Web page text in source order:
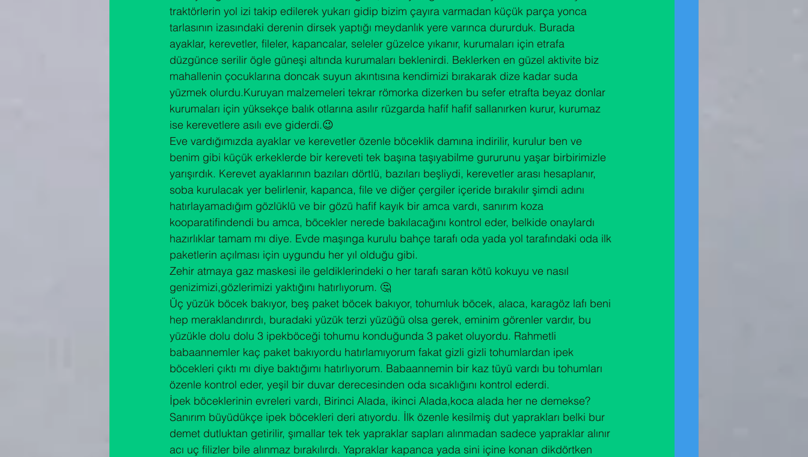
traktörlerin yol izi takip edilerek yukarı gidip bizim çayıra varmadan küçük parça yonca
tarlasının izasındaki derenin dirsek yaptığı meydanlık yere varınca dururduk. Burada
ayaklar, kerevetler, fileler, kapancalar, seleler güzelce yıkanır, kurumaları için etrafa
düzgünce serilir ögle güneşi altında kurumaları beklenirdi. Beklerken en güzel aktivite biz
mahallenin çocuklarına doncak suyun akıntısına kendimizi bırakarak dize kadar suda
yüzmek olurdu.Kuruyan malzemeleri tekrar römorka dizerken bu sefer etrafta beyaz donlar
kurumaları için yüksekçe balık otlarına asılır rüzgarda hafif hafif sallanırken kurur, kurumaz
ise kerevetlere asılı eve giderdi.😉
Eve vardığımızda ayaklar ve kerevetler özenle böceklik damına indirilir, kurulur ben ve
benim gibi küçük erkeklerde bir kereveti tek başına taşıyabilme gururunu yaşar birbirimizle
yarışırdık. Kerevet ayaklarının bazıları dörtlü, bazıları beşliydi, kerevetler arası hesaplanır,
soba kurulacak yer belirlenir, kapanca, file ve diğer çergiler içeride bırakılır şimdi adını
hatırlayamadığım gözlüklü ve bir gözü hafif kayık bir amca vardı, sanırım koza
kooparatifindendi bu amca, böcekler nerede bakılacağını kontrol eder, belkide onaylardı
hazırlıklar tamam mı diye. Evde maşınga kurulu bahçe tarafı oda yada yol tarafındaki oda ilk
paketlerin açılması için uygundu her yıl olduğu gibi.
Zehir atmaya gaz maskesi ile geldiklerindeki o her tarafı saran kötü kokuyu ve nasıl
genizimizi,gözlerimizi yaktığını hatırlıyorum. 🤔
Üç yüzük böcek bakıyor, beş paket böcek bakıyor, tohumluk böcek, alaca, karagöz lafı beni
hep meraklandırırdı, buradaki yüzük terzi yüzüğü olsa gerek, eminim görenler vardır, bu
yüzükle dolu dolu 3 ipekböceği tohumu konduğunda 3 paket oluyordu. Rahmetli
babaannemler kaç paket bakıyordu hatırlamıyorum fakat gizli gizli tohumlardan ipek
böcekleri çıktı mı diye baktığımı hatırlıyorum. Babaannemin bir kaz tüyü vardı bu tohumları
özenle kontrol eder, yeşil bir duvar derecesinden oda sıcaklığını kontrol ederdi.
İpek böceklerinin evreleri vardı, Birinci Alada, ikinci Alada,koca alada her ne demekse?
Sanırım büyüdükçe ipek böcekleri deri atıyordu. İlk özenle kesilmiş dut yaprakları belki bur
demet dutluktan getirilir, şımallar tek tek yapraklar sapları alınmadan sadece yapraklar alınır
acı uç filizler bile alınmaz bırakılırdı. Yapraklar kapanca yada sini içine konan dikdörtken